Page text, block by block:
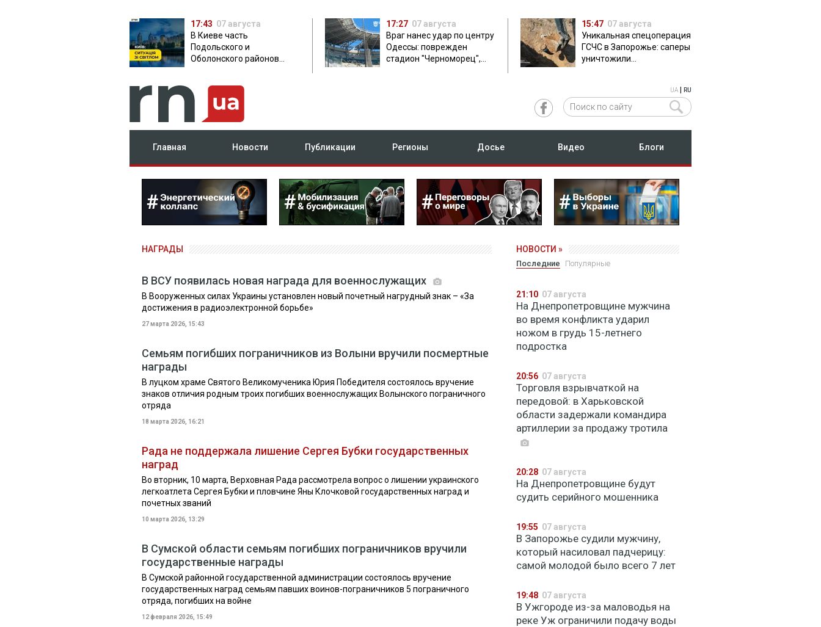
17:43 07 августа
В Киеве часть
Подольского и
Оболонского районов
17:27 07 августа
Враг нанес удар по центру
Одессы: поврежден
стадион "Черноморец",
15:47 07 августа
Уникальная спецоперация
ГСЧС в Запорожье: саперы
уничтожили
UA RU
Главная Новости Публикации Регионы Досье Видео Блоги
НАГРАДЫ
В ВСУ появилась новая награда для военнослужащих
В Вооруженных силах Украины установлен новый почетный нагрудный знак – «За
достижения в радиоэлектронной борьбе»
27 марта 2026, 15:43
Семьям погибших пограничников из Волыни вручили посмертные
награды
В луцком храме Святого Великомученика Юрия Победителя состоялось вручение
знаков отличия родным троих погибших военнослужащих Волынского пограничного
отряда
18 марта 2026, 16:21
Рада не поддержала лишение Сергея Бубки государственных
наград
Во вторник, 10 марта, Верховная Рада рассмотрела вопрос о лишении украинского
легкоатлета Сергея Бубки и пловчине Яны Клочковой государственных наград и
почетных званий
10 марта 2026, 13:29
В Сумской области семьям погибших пограничников вручили
государственные награды
В Сумской районной государственной администрации состоялось вручение
государственных наград семьям павших воинов-пограничников 5 пограничного
отряда, погибших на войне
12 февраля 2026, 15:49
НОВОСТИ »
Последние Популярные
21:10 07 августа
На Днепропетровщине мужчина
во время конфликта ударил
ножом в грудь 15-летнего
подростка
20:56 07 августа
Торговля взрывчаткой на
передовой: в Харьковской
области задержали командира
артиллерии за продажу тротила
20:28 07 августа
На Днепропетровщине будут
судить серийного мошенника
19:55 07 августа
В Запорожье судили мужчину,
который насиловал падчерицу:
самой молодой было всего 7 лет
19:48 07 августа
В Ужгороде из-за маловодья на
реке Уж ограничили подачу воды